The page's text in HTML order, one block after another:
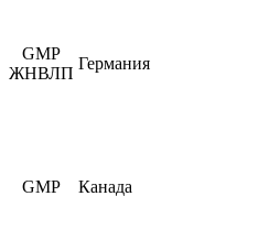
GMP
ЖНВЛП
Германия
GMP Канада